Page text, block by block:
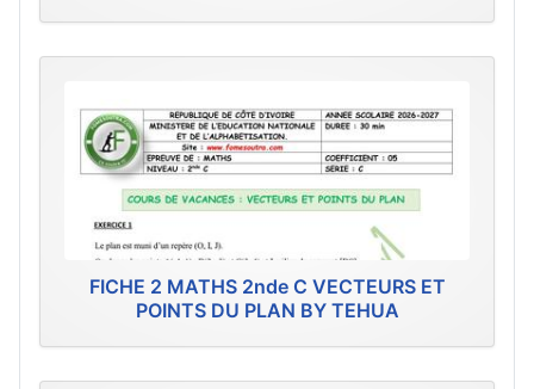
FICHE 2 MATHS 2nde C VECTEURS ET
POINTS DU PLAN BY TEHUA